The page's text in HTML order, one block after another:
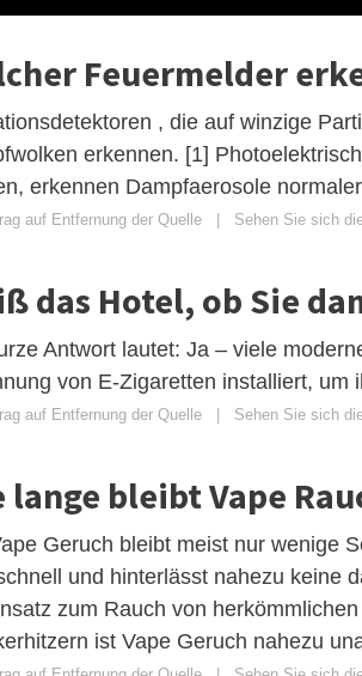
Feuermelder
, die auf winzige
erkennen. [1]
erkennen Dampfaerosole
auf Entfernung der Quelle | Sehen Sie sich
das Hotel, ob Sie
Antwort lautet: Ja – viele
von E-Zigaretten installiert,
auf Entfernung der Quelle | Sehen Sie sich
lange bleibt Vape
Geruch bleibt meist nur wenige
und hinterlässt nahezu keine
zum Rauch von
ist Vape Geruch nahezu